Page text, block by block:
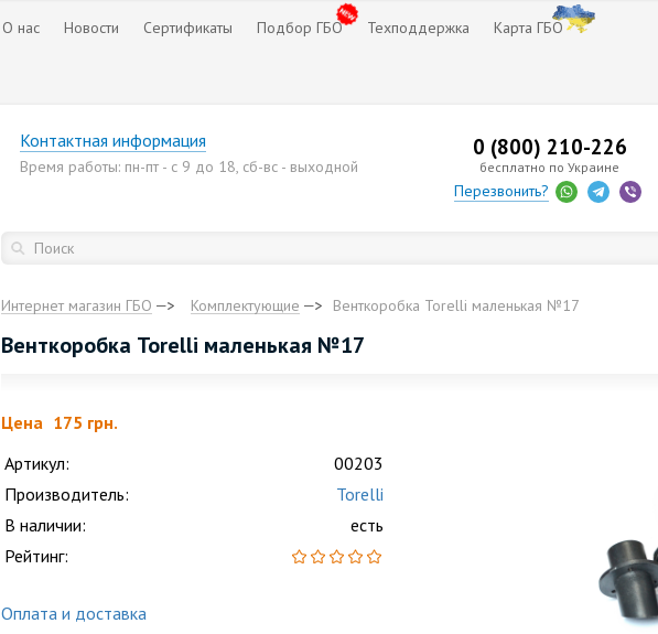
О нас Новости Сертификаты Подбор ГБО Техподдержка Карта ГБО
Контактная информация
Время работы: пн-пт - с 9 до 18, сб-вс - выходной
0 (800) 210-226
бесплатно по Украине
Перезвонить?
Интернет магазин ГБО Комплектующие Венткоробка Torelli маленькая №17
Венткоробка Torelli маленькая №17
Цена 175 грн.
Артикул:
00203
Производитель:
Torelli
В наличии:
есть
Рейтинг:
Оплата и доставка